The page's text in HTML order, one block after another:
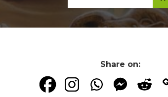
Share on: